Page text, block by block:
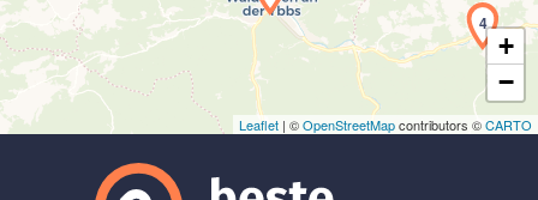
4
+
−
Leaflet | ©OpenStreetMapcontributors ©CARTO